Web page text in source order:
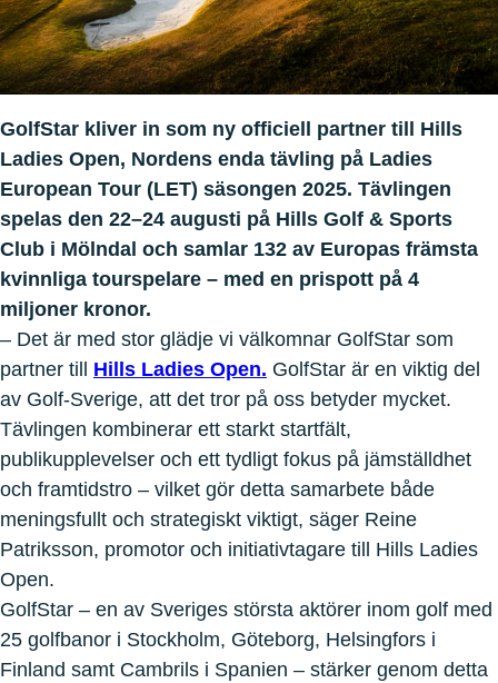
GolfStar kliver in som ny officiell partner till Hills
Ladies Open, Nordens enda tävling på Ladies
European Tour (LET) säsongen 2025. Tävlingen
spelas den 22–24 augusti på Hills Golf & Sports
Club i Mölndal och samlar 132 av Europas främsta
kvinnliga tourspelare – med en prispott på 4
miljoner kronor.
– Det är med stor glädje vi välkomnar GolfStar som
partner till Hills Ladies Open. GolfStar är en viktig del
av Golf-Sverige, att det tror på oss betyder mycket.
Tävlingen kombinerar ett starkt startfält,
publikupplevelser och ett tydligt fokus på jämställdhet
och framtidstro – vilket gör detta samarbete både
meningsfullt och strategiskt viktigt, säger Reine
Patriksson, promotor och initiativtagare till Hills Ladies
Open.
GolfStar – en av Sveriges största aktörer inom golf med
25 golfbanor i Stockholm, Göteborg, Helsingfors i
Finland samt Cambrils i Spanien – stärker genom detta